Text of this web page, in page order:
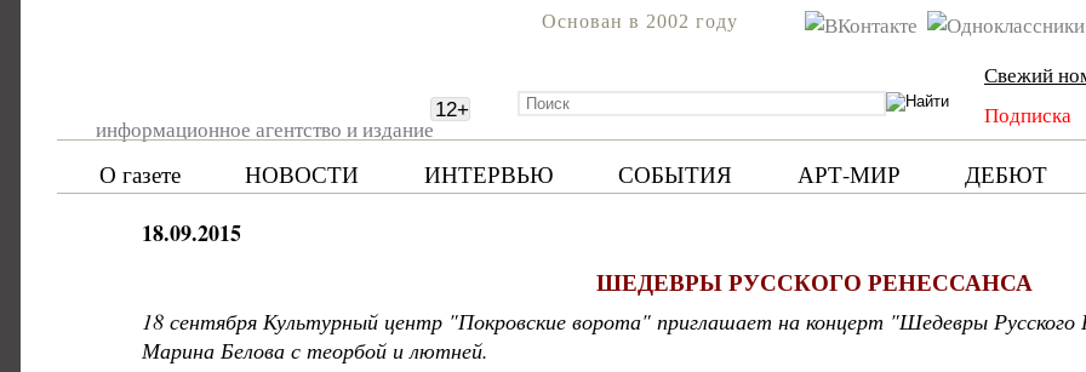
информационное агентство и издание
12+
Основан в 2002 году
Свежий
Подписка
О газете НОВОСТИ ИНТЕРВЬЮ СОБЫТИЯ АРТ-МИР ДЕБЮТ
18.09.2015
ШЕДЕВРЫ РУССКОГО РЕНЕССАНСА
18 сентября Культурный центр "Покровские ворота" приглашает на концерт "Шедевры Русского
Марина Белова с теорбой и лютней.